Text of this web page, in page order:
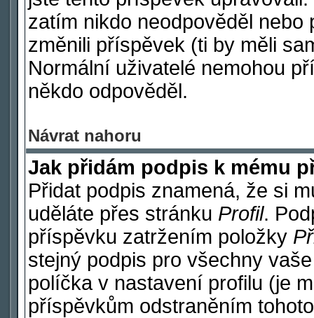
zatím nikdo neodpověděl
změnili příspěvek (ti by měli
Normální uživatelé nemohou
někdo odpověděl.
Návrat nahoru
Jak přidám podpis k mému
Přidat podpis znamená, že si
uděláte přes stránku Profil.
příspěvku zatržením položky
stejný podpis pro všechny
políčka v nastavení profilu (je
příspěvkům odstraněním